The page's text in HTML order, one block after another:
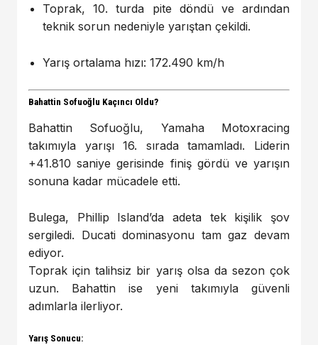
Toprak, 10. turda pite döndü ve ardından
teknik sorun nedeniyle yarıştan çekildi.
Yarış ortalama hızı: 172.490 km/h
Bahattin Sofuoğlu Kaçıncı Oldu?
Bahattin Sofuoğlu, Yamaha Motoxracing
takımıyla yarışı 16. sırada tamamladı. Liderin
+41.810 saniye gerisinde finiş gördü ve yarışın
sonuna kadar mücadele etti.
Bulega, Phillip Island’da adeta tek kişilik şov
sergiledi. Ducati dominasyonu tam gaz devam
ediyor.
Toprak için talihsiz bir yarış olsa da sezon çok
uzun. Bahattin ise yeni takımıyla güvenli
adımlarla ilerliyor.
Yarış Sonucu: